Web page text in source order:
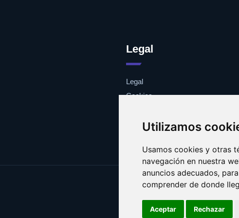
Utilizamos
Usamos cookies y otras
navegación en nuestra
anuncios adecuados,
comprender de donde
Aceptar Rechazar
Legal
Legal
Cookies